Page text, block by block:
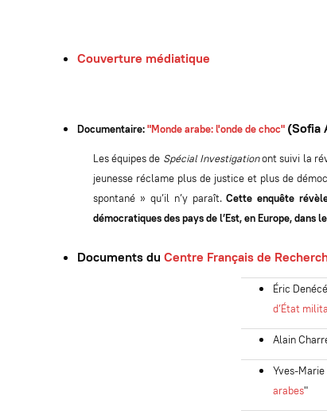
Couverture médiatique
Documentaire:"Monde arabe: l'onde de choc" (Sofia
Les équipes de Spécial Investigationont suivi la
jeunesse réclame plus de justice et plus de
spontané » qu’il n’y paraît.Cette enquête
démocratiques des pays de l’Est, en Europe, dans
Documents du Centre Français de
Éric
d’État
Alain
Yves-
arabes"